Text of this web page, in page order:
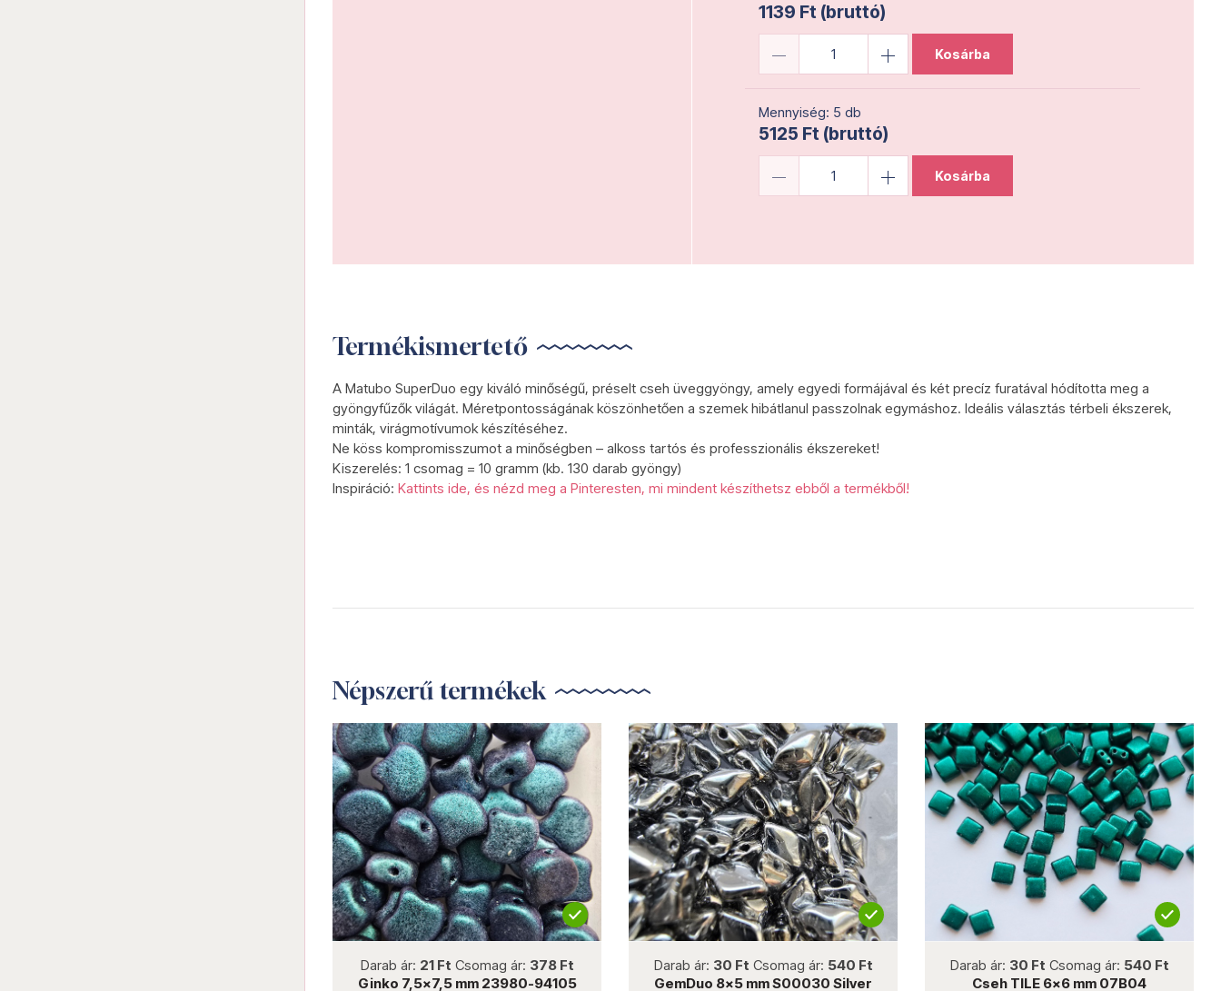
1139 Ft (bruttó)
Kosárba
Mennyiség: 5 db
5125 Ft (bruttó)
Kosárba
Termékismertető
A Matubo SuperDuo egy kiváló minőségű, préselt cseh üveggyöngy, amely egyedi formájával és két precíz furatával hódította meg a
gyöngyfűzők világát. Méretpontosságának köszönhetően a szemek hibátlanul passzolnak egymáshoz. Ideális választás térbeli ékszerek,
minták, virágmotívumok készítéséhez.
Ne köss kompromisszumot a minőségben – alkoss tartós és professzionális ékszereket!
Kiszerelés: 1 csomag = 10 gramm (kb. 130 darab gyöngy)
Inspiráció: Kattints ide, és nézd meg a Pinteresten, mi mindent készíthetsz ebből a termékből!
Népszerű termékek
Darab ár: 21 Ft Csomag ár: 378 Ft
Ginko 7,5x7,5 mm 23980-94105
Darab ár: 30 Ft Csomag ár: 540 Ft
GemDuo 8x5 mm S00030 Silver
Darab ár: 30 Ft Csomag ár: 540 Ft
Cseh TILE 6x6 mm 07B04